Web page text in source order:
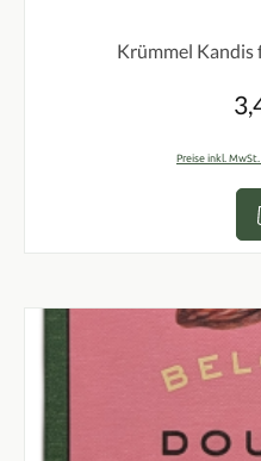
Krümmel Kandis
Preise inkl.